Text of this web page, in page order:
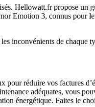
Hellowatt.fr propose
Emotion 3, connus
inconvénients de
pour réduire vos factures
adéquates, vous
énergétique. Faites le